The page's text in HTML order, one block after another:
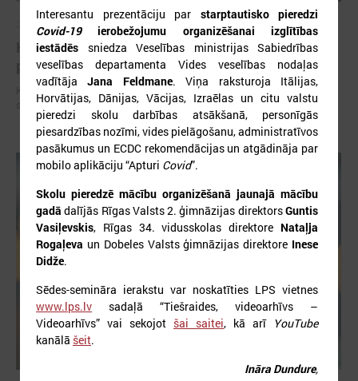
2026. gada 28. janvāris
Komitejā izskatīs jautājumus par finansējumu
pedagogu darba samaksai
Komitejā izskatīs jautājumus par finansējumu pedagogu darba
samaksai
Interesantu prezentāciju par starptautisko pieredzi
Covid-19ierobežojumu organizēšanai izglītības
iestādēs sniedza Veselības ministrijas Sabiedrības
veselības departamenta Vides veselības nodaļas
vadītājaJana Feldmane. Viņa raksturoja Itālijas,
Horvātijas, Dānijas, Vācijas, Izraēlas un citu valstu
pieredzi skolu darbības atsākšanā, personīgās
piesardzības nozīmi, vides pielāgošanu, administratīvos
pasākumus un ECDC rekomendācijas un atgādināja par
mobilo aplikāciju “Apturi Covid”.
Skolu pieredzē mācību organizēšanā jaunajā mācību
gadā dalījās Rīgas Valsts 2. ģimnāzijas direktorsGuntis
Vasiļevskis, Rīgas 34. vidusskolas direktore Nataļja
Rogaļeva un Dobeles Valsts ģimnāzijas direktore Inese
Didže.
Sēdes-semināra ierakstu var noskatīties LPS vietnes
www.lps.lv sadaļā “Tiešraides, videoarhīvs –
Videoarhīvs” vai sekojot šai saitei, kā arī YouTube
kanālā šeit.
Ināra Dundure,